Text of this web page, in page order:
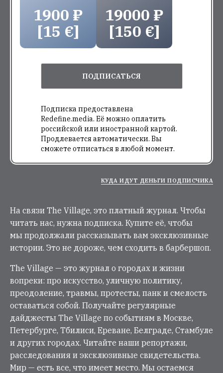
1900 ₽
[15 €]
19000 ₽
[150 €]
ПОДПИСАТЬСЯ
Подписка предоставлена
Redefine.media. Её можно оплатить
российской или иностранной картой.
Продлевается автоматически. Вы
сможете отписаться в любой момент.
КУДА ИДУТ ДЕНЬГИ ПОДПИСЧИКА
На связи The Village, это платный журнал. Чтобы
читать нас, нужна подписка. Купите её, чтобы
мы продолжали рассказывать вам эксклюзивные
истории. Это не дороже, чем сходить в барбершоп.
The Village — это журнал о городах и жизни
вопреки: про искусство, уличную политику,
преодоление, травмы, протесты, панк и смелость
оставаться собой. Получайте регулярные
дайджесты The Village по событиям в Москве,
Петербурге, Тбилиси, Ереване, Белграде, Стамбуле
и других городах. Читайте наши репортажи,
расследования и эксклюзивные свидетельства.
Мир — есть все, что имеет место. Мы остаемся